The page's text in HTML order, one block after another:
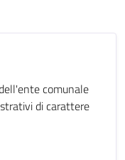
comunale
di carattere